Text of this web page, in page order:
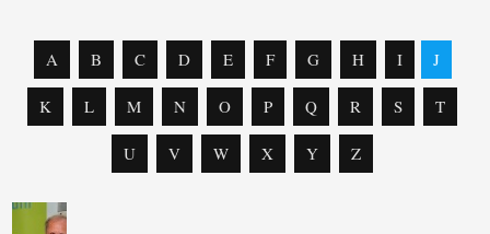
A B C D E F G H I J
K L M N O P Q R S T
U V W X Y Z